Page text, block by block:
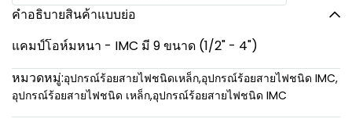
คำอธิบายสินค้าแบบย่อ
แคมป์โอห์มหนา - IMC มี 9 ขนาด (1/2" - 4")
หมวดหมู่:อุปกรณ์ร้อยสายไฟชนิดเหล็ก,อุปกรณ์ร้อยสายไฟชนิด IMC,
อุปกรณ์ร้อยสายไฟชนิด เหล็ก,อุปกรณ์ร้อยสายไฟชนิด IMC